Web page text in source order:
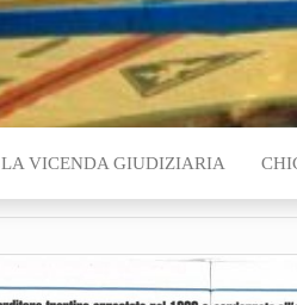
LA VICENDA GIUDIZIARIA